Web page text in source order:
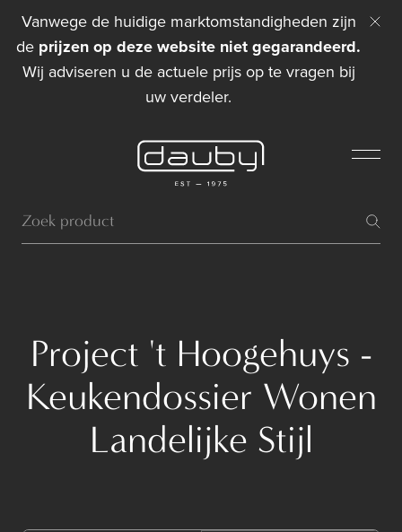
Vanwege de huidige marktomstandigheden zijn
de prijzen op deze website niet gegarandeerd.
Wij adviseren u de actuele prijs op te vragen bij
uw verdeler.
Project 't Hoogehuys -
Keukendossier Wonen
Landelijke Stijl